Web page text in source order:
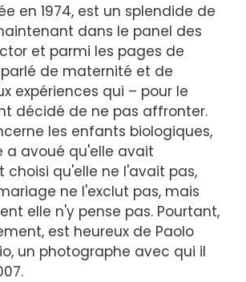
en 1974, est un splendide de
dans le panel des
et parmi les pages de
de maternité et de
expériences qui – pour le
décidé de ne pas affronter.
les enfants biologiques,
a avoué qu'elle avait
choisi qu'elle ne l'avait pas,
ne l'exclut pas, mais
elle n'y pense pas. Pourtant,
est heureux de Paolo
un photographe avec qui il